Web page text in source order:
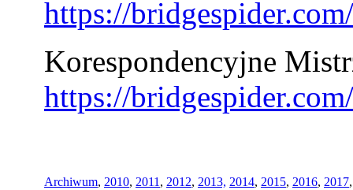
https://
Korespondencyjne
https://
Archiwum, 2010, 2011 , 2012, 2013, 2014, 2015, 2016, 2017